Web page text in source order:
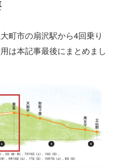
町市の扇沢駅から4回乗り
は本記事最後にまとめまし